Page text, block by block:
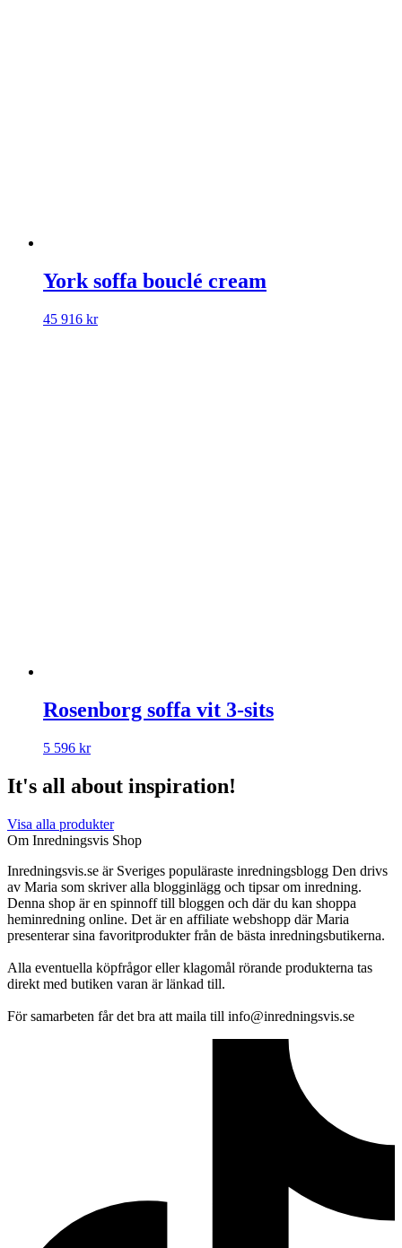
York soffa bouclé cream
45 916 kr
Rosenborg soffa vit 3-sits
5 596 kr
It's all about inspiration!
Visa alla produkter
Om Inredningsvis Shop
Inredningsvis.se är Sveriges populäraste inredningsblogg Den drivs
av Maria som skriver alla blogginlägg och tipsar om inredning.
Denna shop är en spinnoff till bloggen och där du kan shoppa
heminredning online. Det är en affiliate webshopp där Maria
presenterar sina favoritprodukter från de bästa inredningsbutikerna.
Alla eventuella köpfrågor eller klagomål rörande produkterna tas
direkt med butiken varan är länkad till.
För samarbeten får det bra att maila till info@inredningsvis.se